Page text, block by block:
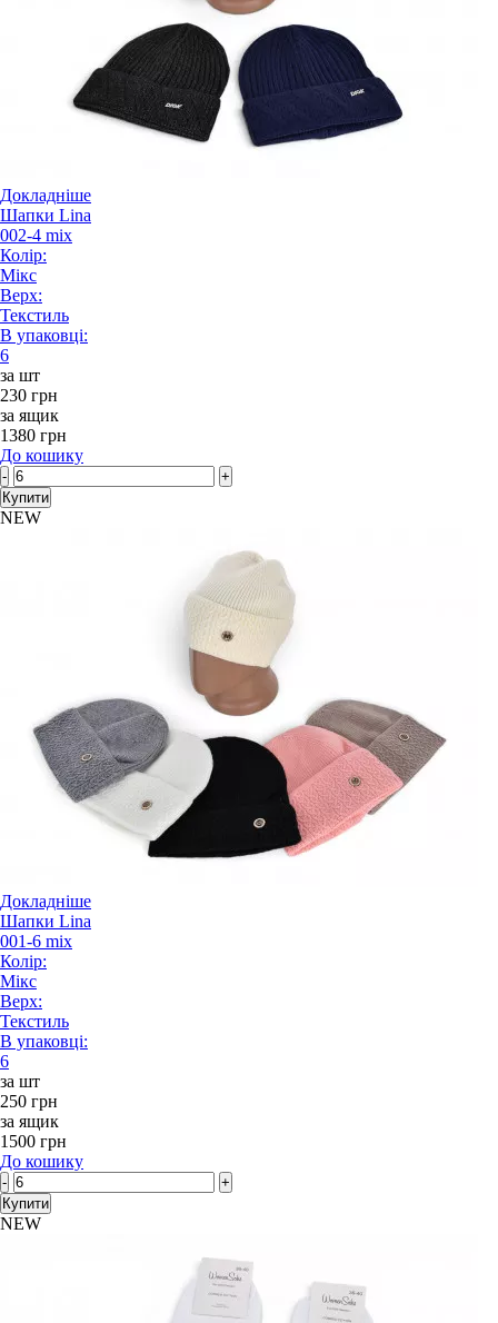
Докладніше
Шапки Lina
002-4 mix
Колір:
Мікс
Верх:
Текстиль
В упаковці:
6
за шт
230 грн
за ящик
1380 грн
До кошику
-
+
Купити
NEW
Докладніше
Шапки Lina
001-6 mix
Колір:
Мікс
Верх:
Текстиль
В упаковці:
6
за шт
250 грн
за ящик
1500 грн
До кошику
-
+
Купити
NEW